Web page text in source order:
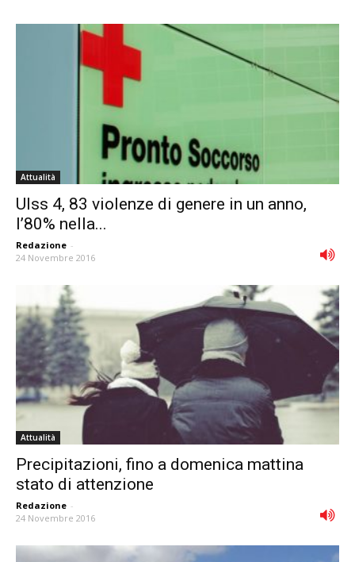
Attualità
Ulss 4, 83 violenze di genere in un anno,
l’80% nella...
Redazione -
24 Novembre 2016
Attualità
Precipitazioni, fino a domenica mattina
stato di attenzione
Redazione -
24 Novembre 2016